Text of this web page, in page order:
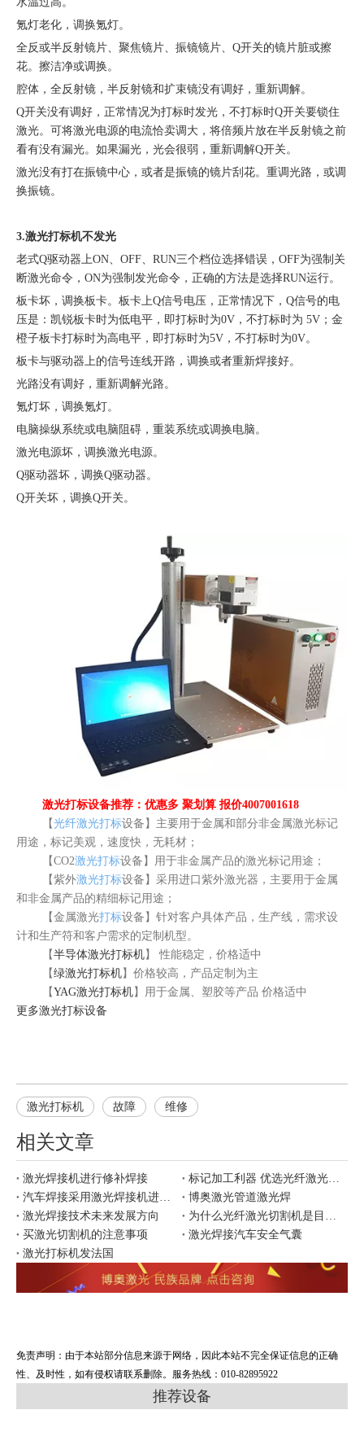
氪灯老化，调换氪灯。
全反或半反射镜片、聚焦镜片、振镜镜片、Q开关的镜片脏或擦
花。擦洁净或调换。
腔体，全反射镜，半反射镜和扩束镜没有调好，重新调解。
Q开关没有调好，正常情况为打标时发光，不打标时Q开关要锁住
激光。可将激光电源的电流恰卖调大，将倍频片放在半反射镜之前
看有没有漏光。如果漏光，光会很弱，重新调解Q开关。
激光没有打在振镜中心，或者是振镜的镜片刮花。重调光路，或调
换振镜。
3.激光打标机不发光
老式Q驱动器上ON、OFF、RUN三个档位选择错误，OFF为强制关
断激光命令，ON为强制发光命令，正确的方法是选择RUN运行。
板卡坏，调换板卡。板卡上Q信号电压，正常情况下，Q信号的电
压是：凯锐板卡时为低电平，即打标时为0V，不打标时为 5V；金
橙子板卡打标时为高电平，即打标时为5V，不打标时为0V。
板卡与驱动器上的信号连线开路，调换或者重新焊接好。
光路没有调好，重新调解光路。
氪灯坏，调换氪灯。
电脑操纵系统或电脑阻碍，重装系统或调换电脑。
激光电源坏，调换激光电源。
Q驱动器坏，调换Q驱动器。
Q开关坏，调换Q开关。
激光打标设备推荐：优惠多 聚划算 报价4007001618
【 光纤激光打标设备】主要用于金属和部分非金属激光标记
用途，标记美观，速度快，无耗材；
【CO2激光打标设备】用于非金属产品的激光标记用途；
【紫外激光打标设备】采用进口紫外激光器，主要用于金属
和非金属产品的精细标记用途；
【金属激光打标设备】针对客户具体产品，生产线，需求设
计和生产符和客户需求的定制机型。
【 半导体激光打标机 】 性能稳定，价格适中
【 绿激光打标机 】价格较高，产品定制为主
【 YAG激光打标机 】用于金属、塑胶等产品 价格适中
更多激光打标设备
激光打标机 故障 维修
相关文章
激光焊接机进行修补焊接
标记加工利器 优选光纤激光打标
汽车焊接采用激光焊接机进行焊接有哪些优势
博奥激光管道激光焊
激光焊接技术未来发展方向
为什么光纤激光切割机是目前市场上更好用？
买激光切割机的注意事项
激光焊接汽车安全气囊
激光打标机发法国
免责声明：由于本站部分信息来源于网络，因此本站不完全保证信息的正确
性、及时性，如有侵权请联系删除。服务热线：010-82895922
推荐设备